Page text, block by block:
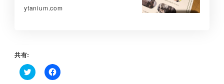
ytanium.com
共有:
ク F